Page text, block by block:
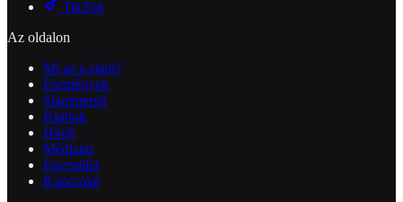
TikTok
Az oldalon
Mi az a slam?
Események
Slammerek
Klubok
Hírek
Médiatár
Egyesület
Kapcsolat